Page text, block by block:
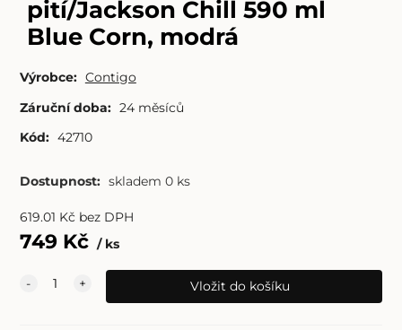
pití/Jackson Chill 590 ml
Blue Corn, modrá
Výrobce: Contigo
Záruční doba: 24 měsíců
Kód: 42710
Dostupnost: skladem 0 ks
619.01 Kč bez DPH
749Kč ks